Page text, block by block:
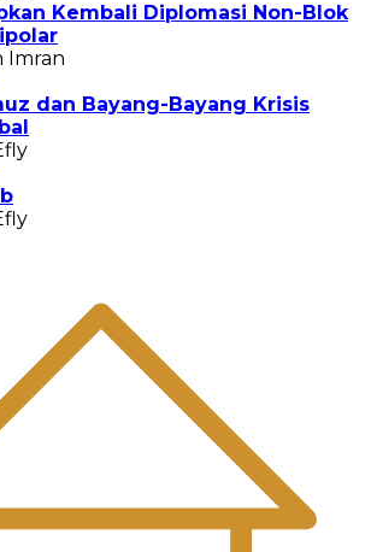
Kembali Diplomasi Non-Blok
Imran
dan Bayang-Bayang Krisis